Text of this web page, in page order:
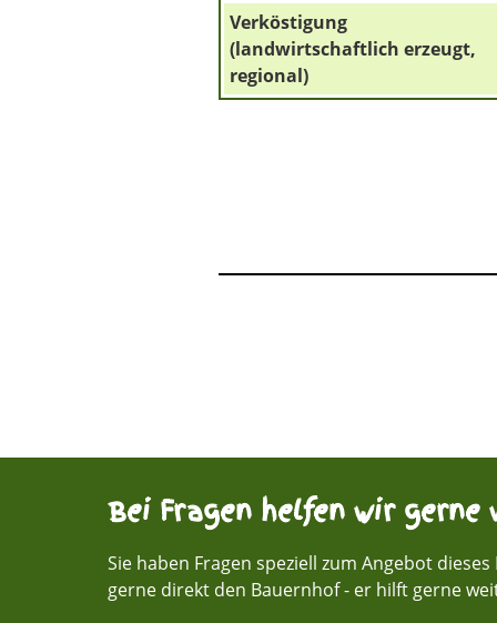
Verköstigung
(landwirtschaftlich erzeugt,
regional)
Bei Fragen helfen wir gerne
Sie haben Fragen speziell zum Angebot
gerne direkt den Bauernhof - er hilft gerne